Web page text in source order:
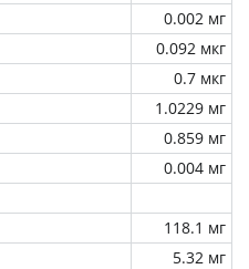
0.002 мг
0.092 мкг
0.7 мкг
1.0229 мг
0.859 мг
0.004 мг
118.1 мг
5.32 мг